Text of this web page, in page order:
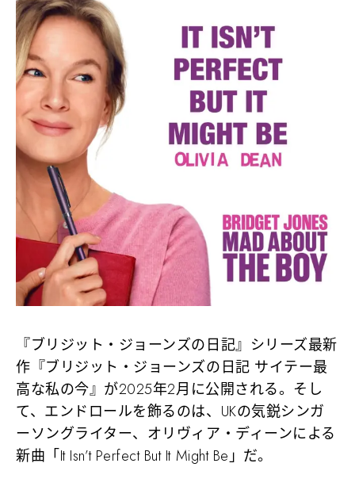
『ブリジット・ジョーンズの日記』シリーズ最新
作『ブリジット・ジョーンズの日記 サイテー最
高な私の今』が2025年2月に公開される。そし
て、エンドロールを飾るのは、UKの気鋭シンガ
ーソングライター、オリヴィア・ディーンによる
新曲「It Isn’t Perfect But It Might Be」だ。